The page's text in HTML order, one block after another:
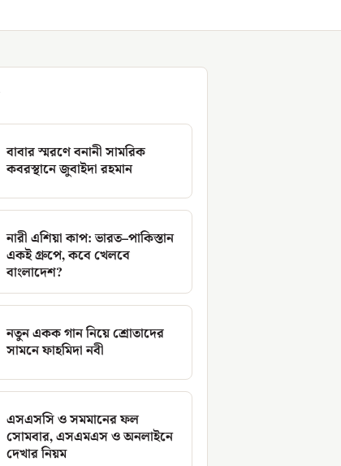
বাবার স্মরণে বনানী সামরিক
কবরস্থানে জুবাইদা রহমান
নারী এশিয়া কাপ: ভারত–পাকিস্তান
একই গ্রুপে, কবে খেলবে
বাংলাদেশ?
নতুন একক গান নিয়ে শ্রোতাদের
সামনে ফাহমিদা নবী
এসএসসি ও সমমানের ফল
সোমবার, এসএমএস ও অনলাইনে
দেখার নিয়ম